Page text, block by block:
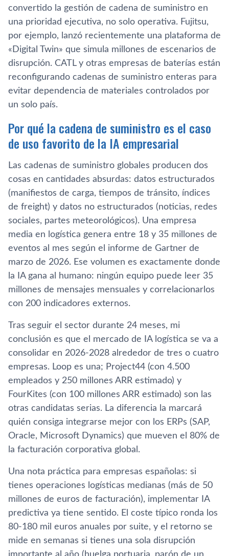
convertido la gestión de cadena de suministro en
una prioridad ejecutiva, no solo operativa. Fujitsu,
por ejemplo, lanzó recientemente una plataforma de
«Digital Twin» que simula millones de escenarios de
disrupción. CATL y otras empresas de baterías están
reconfigurando cadenas de suministro enteras para
evitar dependencia de materiales controlados por
un solo país.
Por qué la cadena de suministro es el caso
de uso favorito de la IA empresarial
Las cadenas de suministro globales producen dos
cosas en cantidades absurdas: datos estructurados
(manifiestos de carga, tiempos de tránsito, índices
de freight) y datos no estructurados (noticias, redes
sociales, partes meteorológicos). Una empresa
media en logística genera entre 18 y 35 millones de
eventos al mes según el informe de Gartner de
marzo de 2026. Ese volumen es exactamente donde
la IA gana al humano: ningún equipo puede leer 35
millones de mensajes mensuales y correlacionarlos
con 200 indicadores externos.
Tras seguir el sector durante 24 meses, mi
conclusión es que el mercado de IA logística se va a
consolidar en 2026-2028 alrededor de tres o cuatro
empresas. Loop es una; Project44 (con 4.500
empleados y 250 millones ARR estimado) y
FourKites (con 100 millones ARR estimado) son las
otras candidatas serias. La diferencia la marcará
quién consiga integrarse mejor con los ERPs (SAP,
Oracle, Microsoft Dynamics) que mueven el 80% de
la facturación corporativa global.
Una nota práctica para empresas españolas: si
tienes operaciones logísticas medianas (más de 50
millones de euros de facturación), implementar IA
predictiva ya tiene sentido. El coste típico ronda los
80-180 mil euros anuales por suite, y el retorno se
mide en semanas si tienes una sola disrupción